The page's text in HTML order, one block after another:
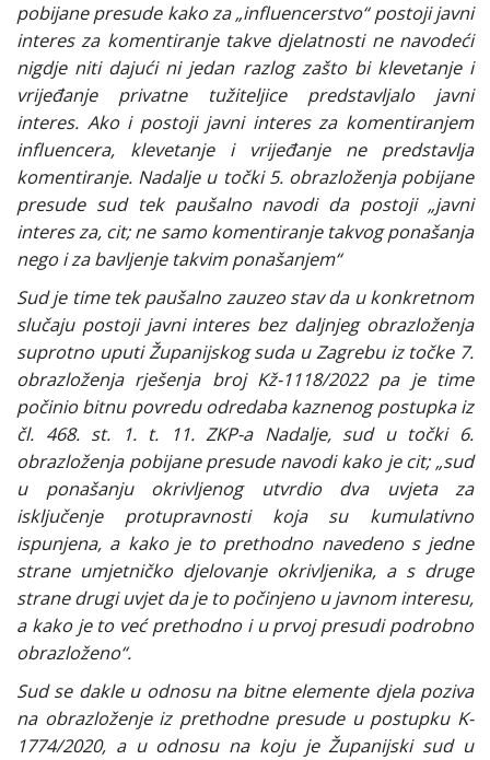
pobijane presude kako za „influencerstvo“ postoji javni
interes za komentiranje takve djelatnosti ne navodeći
nigdje niti dajući ni jedan razlog zašto bi klevetanje i
vrijeđanje privatne tužiteljice predstavljalo javni
interes. Ako i postoji javni interes za komentiranjem
influencera, klevetanje i vrijeđanje ne predstavlja
komentiranje. Nadalje u točki 5. obrazloženja pobijane
presude sud tek paušalno navodi da postoji „javni
interes za, cit; ne samo komentiranje takvog ponašanja
nego i za bavljenje takvim ponašanjem“
Sud je time tek paušalno zauzeo stav da u konkretnom
slučaju postoji javni interes bez daljnjeg obrazloženja
suprotno uputi Županijskog suda u Zagrebu iz točke 7.
obrazloženja rješenja broj Kž-1118/2022 pa je time
počinio bitnu povredu odredaba kaznenog postupka iz
čl. 468. st. 1. t. 11. ZKP-a Nadalje, sud u točki 6.
obrazloženja pobijane presude navodi kako je cit; „sud
u ponašanju okrivljenog utvrdio dva uvjeta za
isključenje protupravnosti koja su kumulativno
ispunjena, a kako je to prethodno navedeno s jedne
strane umjetničko djelovanje okrivljenika, a s druge
strane drugi uvjet da je to počinjeno u javnom interesu,
a kako je to već prethodno i u prvoj presudi podrobno
obrazloženo“.
Sud se dakle u odnosu na bitne elemente djela poziva
na obrazloženje iz prethodne presude u postupku K-
1774/2020, a u odnosu na koju je Županijski sud u